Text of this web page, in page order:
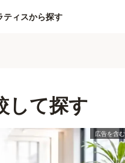
ティスから探す
して探す